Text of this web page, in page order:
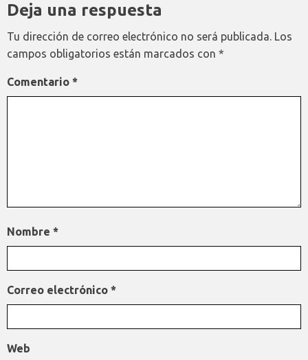
Deja una respuesta
Tu dirección de correo electrónico no será publicada. Los
campos obligatorios están marcados con *
Comentario *
Nombre *
Correo electrónico *
Web